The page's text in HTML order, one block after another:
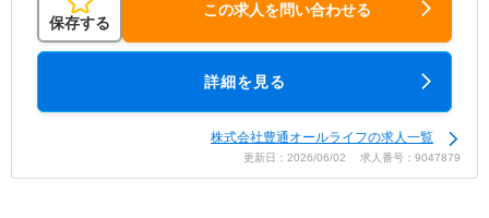
保存する
この求人を問い合わせる
詳細を見る
株式会社豊通オールライフの求人一覧
更新日：2026/06/02 求人番号：9047879